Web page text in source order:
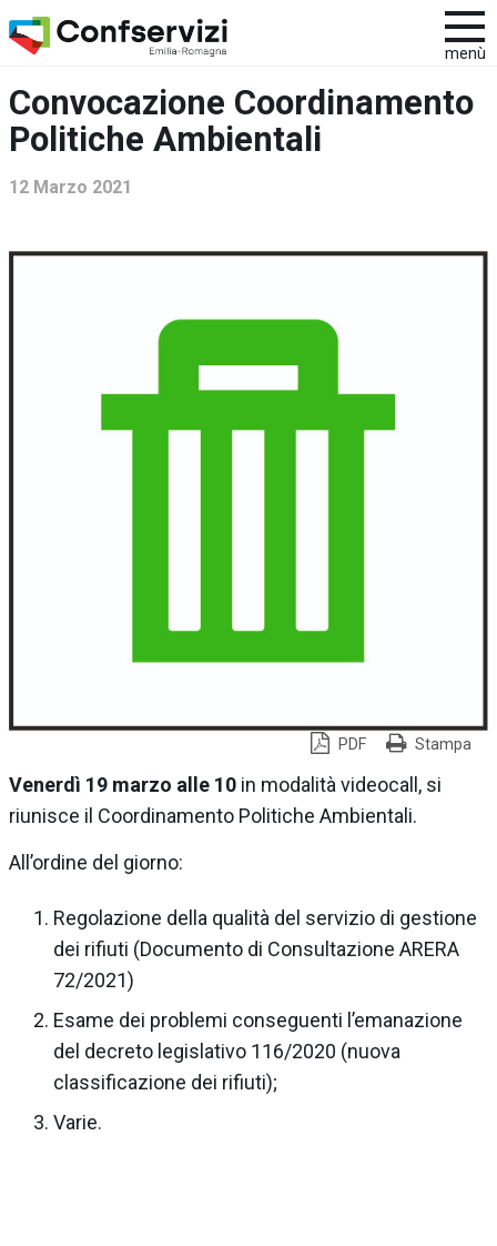
menù
Convocazione Coordinamento
Politiche Ambientali
12 Marzo 2021
PDF Stampa
Venerdì 19 marzo alle 10 in modalità videocall, si
riunisce il Coordinamento Politiche Ambientali.
All’ordine del giorno:
Regolazione della qualità del servizio di gestione
dei rifiuti (Documento di Consultazione ARERA
72/2021)
Esame dei problemi conseguenti l’emanazione
del decreto legislativo 116/2020 (nuova
classificazione dei rifiuti);
Varie.